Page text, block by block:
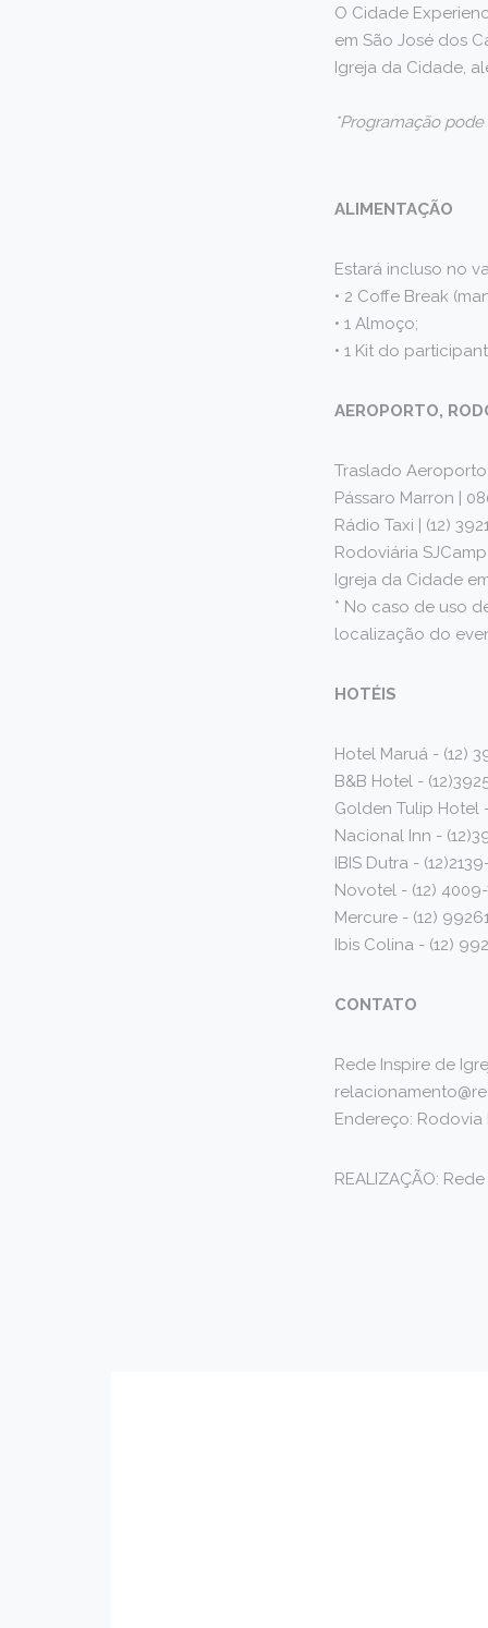
O Cidade
em São José dos
Igreja da Cidade,
*Programação
ALIMENTAÇÃO
Estará incluso no
• 2 Coffe Break
• 1 Almoço;
• 1 Kit do
AEROPORTO,
Traslado
Pássaro Marron |
Rádio Taxi | (12)
Rodoviária
Igreja da Cidade
* No caso de uso
localização do
HOTÉIS
Hotel Maruá - (12)
B&B Hotel -
Golden Tulip Hotel -
Nacional Inn -
IBIS Dutra -
Novotel - (12)
Mercure - (12)
Ibis Colina - (12)
CONTATO
Rede Inspire de
Endereço: Rodovia
REALIZAÇÃO: